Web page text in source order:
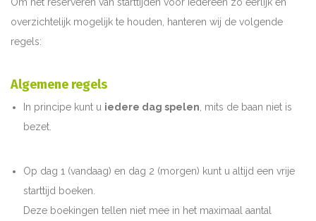
overzichtelijk mogelijk te houden, hanteren wij de volgende
regels:
Algemene regels
In principe kunt u iedere dag spelen , mits de baan niet is
bezet.
Op dag 1 (vandaag) en dag 2 (morgen) kunt u altijd een vrije
starttijd boeken.
Deze boekingen tellen niet mee in het maximaal aantal